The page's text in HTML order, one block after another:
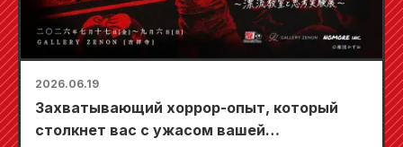
2026.06.19
Захватывающий хоррор-опыт, который
столкнет вас с ужасом вашей